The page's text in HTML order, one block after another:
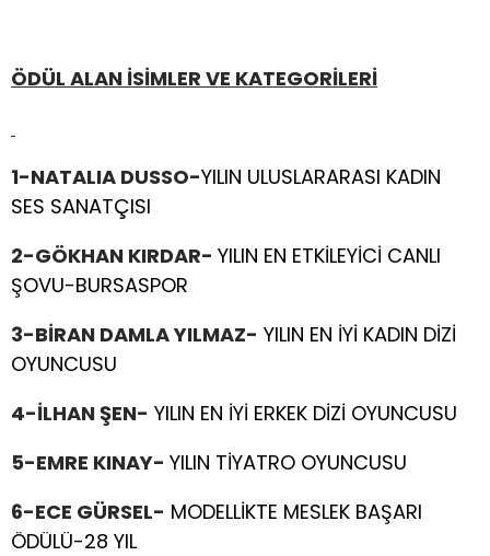
ÖDÜL ALAN İSİMLER VE KATEGORİLERİ
1-NATALIA DUSSO-YILIN ULUSLARARASI KADIN
SES SANATÇISI
2-GÖKHAN KIRDAR- YILIN EN ETKİLEYİCİ CANLI
ŞOVU-BURSASPOR
3-BİRAN DAMLA YILMAZ- YILIN EN İYİ KADIN DİZİ
OYUNCUSU
4-İLHAN ŞEN- YILIN EN İYİ ERKEK DİZİ OYUNCUSU
5-EMRE KINAY- YILIN TİYATRO OYUNCUSU
6-ECE GÜRSEL- MODELLİKTE MESLEK BAŞARI
ÖDÜLÜ-28 YIL